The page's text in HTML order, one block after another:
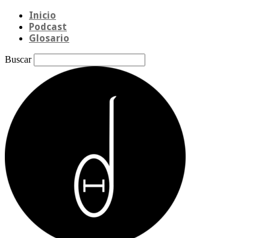
Inicio
Podcast
Glosario
Buscar